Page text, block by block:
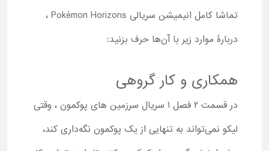
تماشا کامل انیمیشن سریالی Pokémon Horizons ،
دربارۀ موارد زیر با آن‌ها حرف بزنید:
همکاری و کار گروهی
در قسمت ۲ فصل 1 سریال سرزمین های پوکمون ، وقتی
لیکو نمی‌تواند به تنهایی از یک پوکمون نگه‌داری کند،